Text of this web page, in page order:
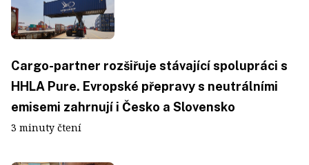
Cargo-partner rozšiřuje stávající spolupráci s
HHLA Pure. Evropské přepravy s neutrálními
emisemi zahrnují i Česko a Slovensko
3 minuty čtení